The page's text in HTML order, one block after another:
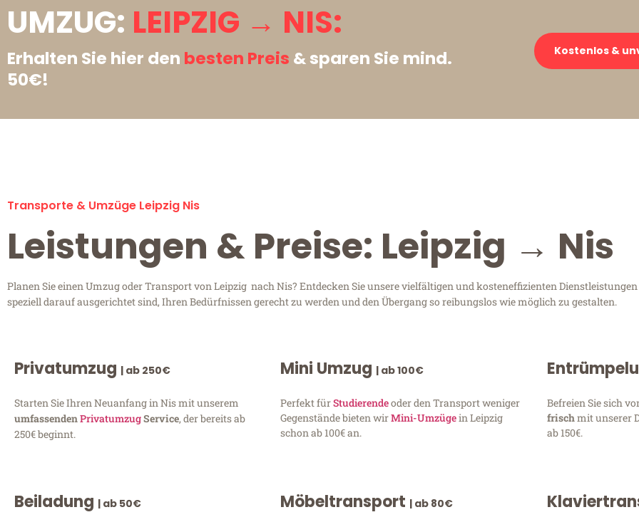
UMZUG: LEIPZIG → NIS:
Erhalten Sie hier den besten Preis & sparen Sie mind.
50€!
Kostenlos &
Transporte & Umzüge Leipzig Nis
Leistungen & Preise: Leipzig → Nis
Planen Sie einen Umzug oder Transport von Leipzig nach Nis? Entdecken Sie unsere vielfältigen und kosteneffizienten
speziell darauf ausgerichtet sind, Ihren Bedürfnissen gerecht zu werden und den Übergang so reibungslos wie möglich zu gestalten.
Privatumzug | ab 250€
Starten Sie Ihren Neuanfang in Nis mit unserem
umfassendenPrivatumzugService, der bereits ab
250€ beginnt.
Mini Umzug | ab 100€
Perfekt fürStudierendeoder den Transport weniger
Gegenstände bieten wirMini-Umzügein Leipzig
schon ab 100€ an.
Befreien Sie sich
frischmit unserer
ab 150€.
Beiladung | ab 50€ Möbeltransport | ab 80€